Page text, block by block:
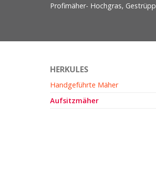
Profimäher- Hochgras, Gestrüpp
HERKULES
Navigation
überspringen
Handgeführte Mäher
Aufsitzmäher